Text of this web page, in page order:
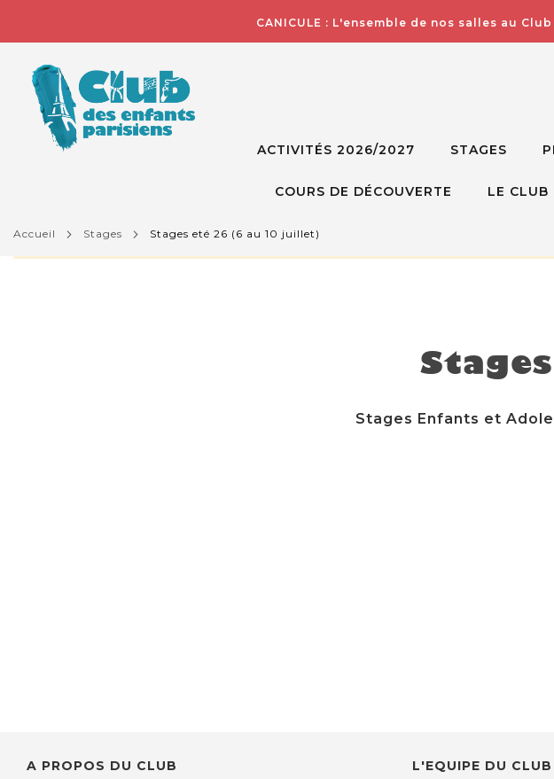
CANICULE : L'ensemble de nos salles au
ACTIVITÉS 2026/2027 STAGES
COURS DE DÉCOUVERTE LE CLUB
L'activité que vous essayez de visualiser n'est pas disponible mais voici
accueil stages stages eté 26 (6 au 10 juillet)
Stages Enfants et
A PROPOS DU CLUB L'EQUIPE DU CLUB